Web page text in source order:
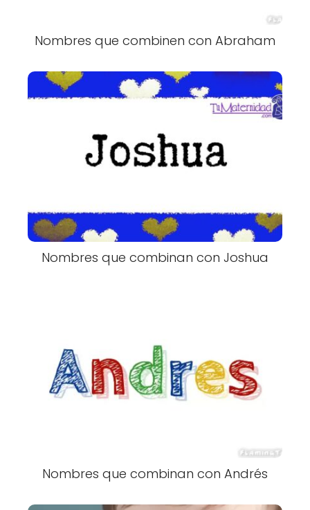
Nombres que combinen con Abraham
Nombres que combinan con Joshua
Nombres que combinan con Andrés